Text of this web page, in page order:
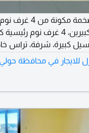
فيلا ضخمة
مطبخين كبيرين، 4 غرف
كبيرة، شرفة، تراس
موقع رائع في منطقة
للايجار في محافظة حولي